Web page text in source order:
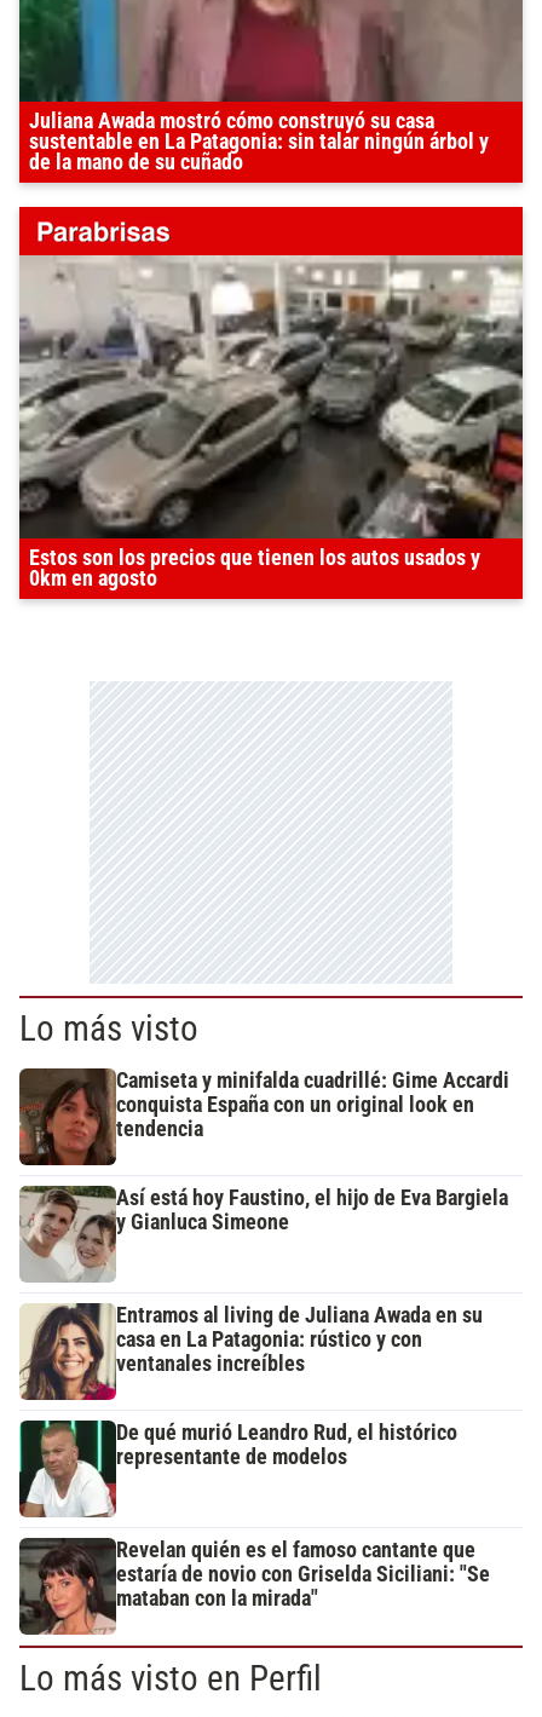
Juliana Awada mostró cómo construyó su casa
sustentable en La Patagonia: sin talar ningún árbol y
de la mano de su cuñado
Estos son los precios que tienen los autos usados y
0km en agosto
Lo más visto
Camiseta y minifalda cuadrillé: Gime Accardi
conquista España con un original look en
tendencia
Así está hoy Faustino, el hijo de Eva Bargiela
y Gianluca Simeone
Entramos al living de Juliana Awada en su
casa en La Patagonia: rústico y con
ventanales increíbles
De qué murió Leandro Rud, el histórico
representante de modelos
Revelan quién es el famoso cantante que
estaría de novio con Griselda Siciliani: "Se
mataban con la mirada"
Lo más visto en Perfil